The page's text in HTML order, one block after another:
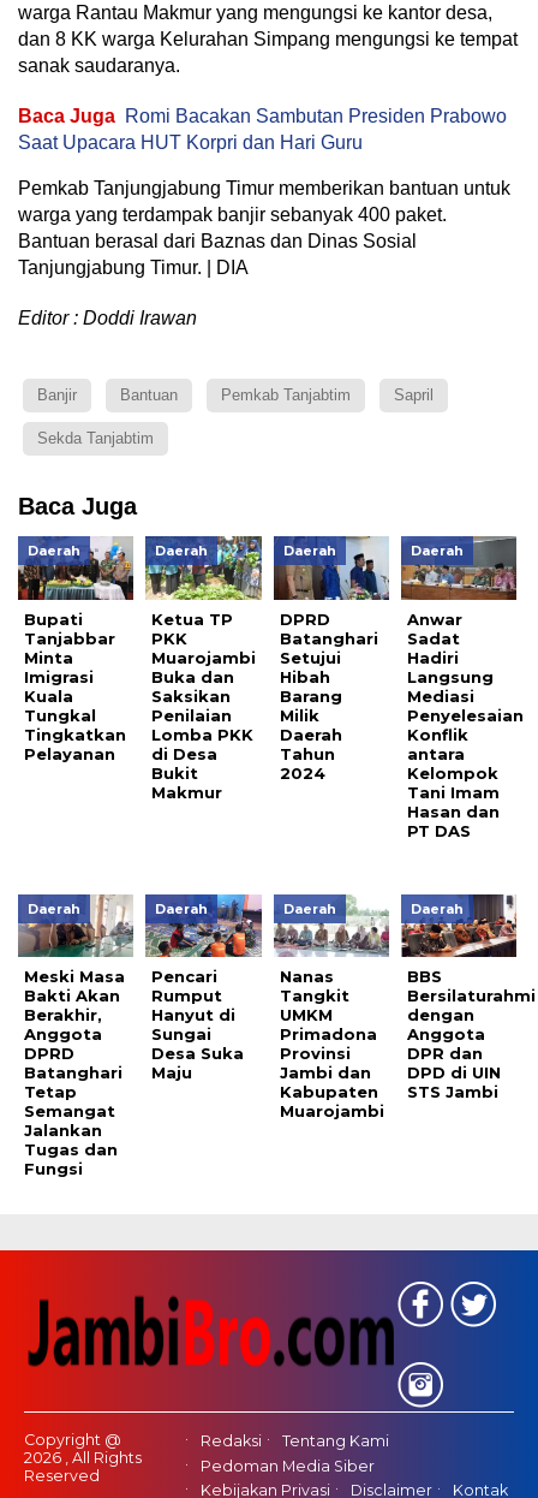
warga Rantau Makmur yang mengungsi ke kantor desa,
dan 8 KK warga Kelurahan Simpang mengungsi ke tempat
sanak saudaranya.
Baca Juga Romi Bacakan Sambutan Presiden Prabowo
Saat Upacara HUT Korpri dan Hari Guru
Pemkab Tanjungjabung Timur memberikan bantuan untuk
warga yang terdampak banjir sebanyak 400 paket.
Bantuan berasal dari Baznas dan Dinas Sosial
Tanjungjabung Timur. | DIA
Editor : Doddi Irawan
Banjir Bantuan Pemkab Tanjabtim Sapril
Sekda Tanjabtim
Baca Juga
Daerah
Bupati
Tanjabbar
Minta
Imigrasi
Kuala
Tungkal
Tingkatkan
Pelayanan
Daerah
Ketua TP
PKK
Muarojambi
Buka dan
Saksikan
Penilaian
Lomba PKK
di Desa
Bukit
Makmur
Daerah
DPRD
Batanghari
Setujui
Hibah
Barang
Milik
Daerah
Tahun
2024
Daerah
Anwar
Sadat
Hadiri
Langsung
Mediasi
Penyelesaian
Konflik
antara
Kelompok
Tani Imam
Hasan dan
PT DAS
Daerah
Meski Masa
Bakti Akan
Berakhir,
Anggota
DPRD
Batanghari
Tetap
Semangat
Jalankan
Tugas dan
Fungsi
Daerah
Pencari
Rumput
Hanyut di
Sungai
Desa Suka
Maju
Daerah
Nanas
Tangkit
UMKM
Primadona
Provinsi
Jambi dan
Kabupaten
Muarojambi
Daerah
BBS
Bersilaturahmi
dengan
Anggota
DPR dan
DPD di UIN
STS Jambi
Copyright @
2026 , All Rights
Reserved
Redaksi
Tentang Kami
Pedoman Media Siber
Kebijakan Privasi
Disclaimer Kontak